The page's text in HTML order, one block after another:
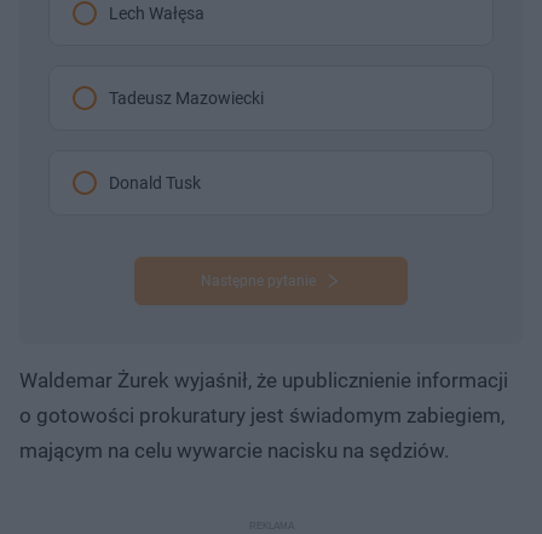
Lech Wałęsa
Tadeusz Mazowiecki
Donald Tusk
Następne pytanie
Waldemar Żurek wyjaśnił, że upublicznienie informacji
o gotowości prokuratury jest świadomym zabiegiem,
mającym na celu wywarcie nacisku na sędziów.